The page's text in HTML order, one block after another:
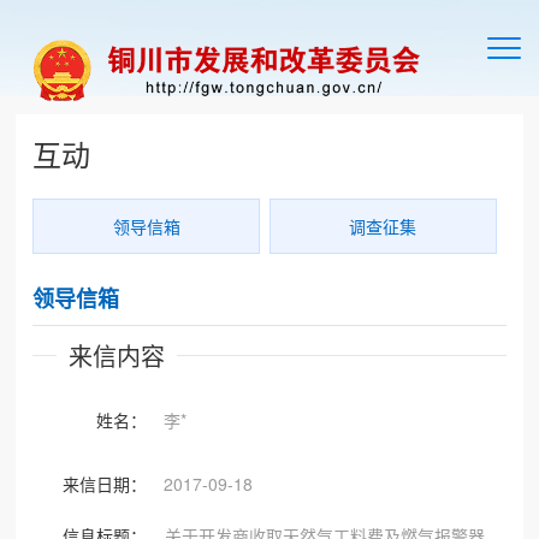
切
换
互动
领导信箱 调查征集
领导信箱
来信内容
姓名： 李*
来信日期： 2017-09-18